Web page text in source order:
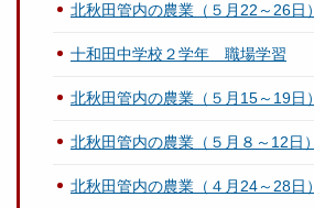
北秋田管内の農業（５月22～26日）
十和田中学校２学年 職場学習
北秋田管内の農業（５月15～19日）
北秋田管内の農業（５月８～12日）
北秋田管内の農業（４月24～28日）